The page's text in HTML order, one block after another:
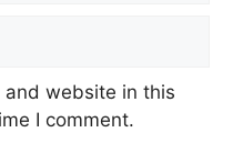
and website in this
I comment.